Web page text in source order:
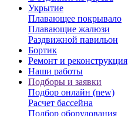
Укрытие
Плавающее покрывало
Плавающие жалюзи
Раздвижной павильон
Бортик
Ремонт и реконструкция
Наши работы
Подборы и заявки
Подбор онлайн (new)
Расчет бассейна
Подбор оборудования